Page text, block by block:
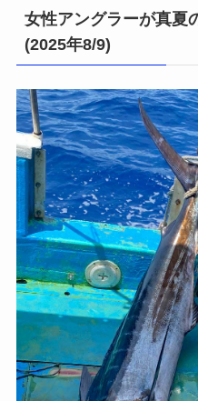
女性アングラーが真夏
(2025年8/9)